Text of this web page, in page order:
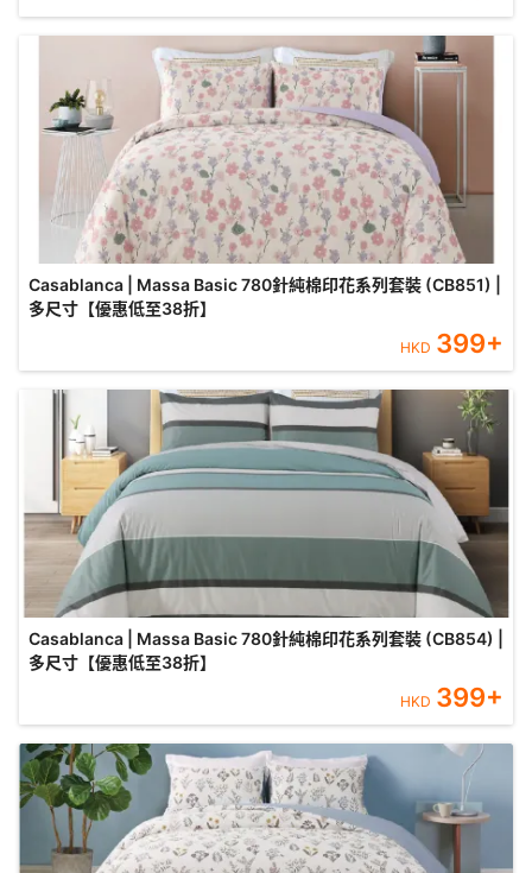
Casablanca | Massa Basic 780針純棉印花系列套裝 (CB851) |
多尺寸【優惠低至38折】
HKD 399+
Casablanca | Massa Basic 780針純棉印花系列套裝 (CB854) |
多尺寸【優惠低至38折】
HKD 399+